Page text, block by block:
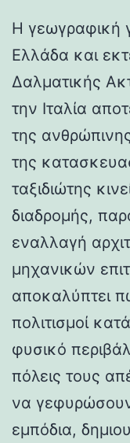
Η γεωγραφική
Ελλάδα και
Δαλματικής
την Ιταλία
της
της
ταξιδιώτης
διαδρομής,
εναλλαγή
μηχανικών
αποκαλύπτει
πολιτισμοί
φυσικό
πόλεις τους
να
εμπόδια,